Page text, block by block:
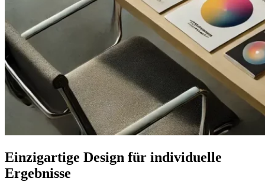
Einzigartige Design für individuelle
Ergebnisse